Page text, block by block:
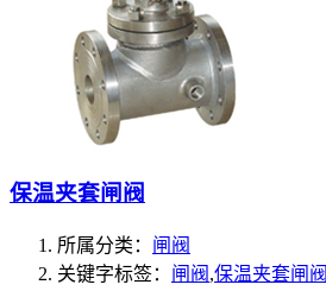
保温夹套闸阀
所属分类： 闸阀
关键字标签： 闸阀 ,保温夹套闸阀